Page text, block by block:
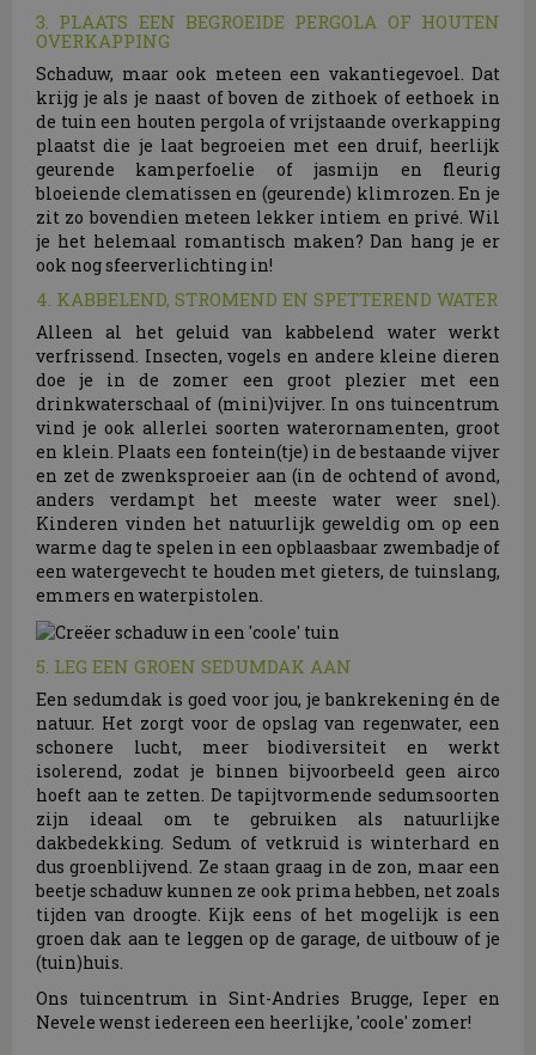
3. PLAATS EEN BEGROEIDE PERGOLA OF HOUTEN
OVERKAPPING
Schaduw, maar ook meteen een vakantiegevoel. Dat
krijg je als je naast of boven de zithoek of eethoek in
de tuin een houten pergola of vrijstaande overkapping
plaatst die je laat begroeien met een druif, heerlijk
geurende kamperfoelie of jasmijn en fleurig
bloeiende clematissen en (geurende) klimrozen. En je
zit zo bovendien meteen lekker intiem en privé. Wil
je het helemaal romantisch maken? Dan hang je er
ook nog sfeerverlichting in!
4. KABBELEND, STROMEND EN SPETTEREND WATER
Alleen al het geluid van kabbelend water werkt
verfrissend. Insecten, vogels en andere kleine dieren
doe je in de zomer een groot plezier met een
drinkwaterschaal of (mini)vijver. In ons tuincentrum
vind je ook allerlei soorten waterornamenten, groot
en klein. Plaats een fontein(tje) in de bestaande vijver
en zet de zwenksproeier aan (in de ochtend of avond,
anders verdampt het meeste water weer snel).
Kinderen vinden het natuurlijk geweldig om op een
warme dag te spelen in een opblaasbaar zwembadje of
een watergevecht te houden met gieters, de tuinslang,
emmers en waterpistolen.
5. LEG EEN GROEN SEDUMDAK AAN
Een sedumdak is goed voor jou, je bankrekening én de
natuur. Het zorgt voor de opslag van regenwater, een
schonere lucht, meer biodiversiteit en werkt
isolerend, zodat je binnen bijvoorbeeld geen airco
hoeft aan te zetten. De tapijtvormende sedumsoorten
zijn ideaal om te gebruiken als natuurlijke
dakbedekking. Sedum of vetkruid is winterhard en
dus groenblijvend. Ze staan graag in de zon, maar een
beetje schaduw kunnen ze ook prima hebben, net zoals
tijden van droogte. Kijk eens of het mogelijk is een
groen dak aan te leggen op de garage, de uitbouw of je
(tuin)huis.
Ons tuincentrum in Sint-Andries Brugge, Ieper en
Nevele wenst iedereen een heerlijke, 'coole' zomer!